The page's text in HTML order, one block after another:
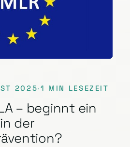
2025·1 MIN LESEZEIT
– beginnt ein
der